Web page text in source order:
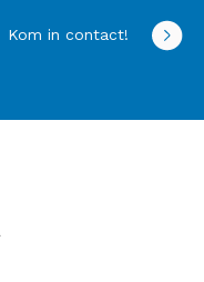
Kom in contact!